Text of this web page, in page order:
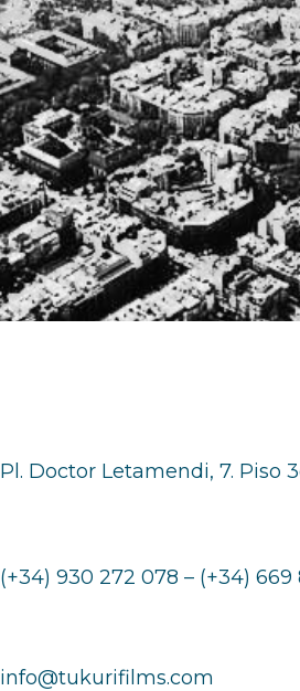
Pl. Doctor Letamendi, 7. Piso
(+34) 930 272 078 – (+34)
info@tukurifilms.com